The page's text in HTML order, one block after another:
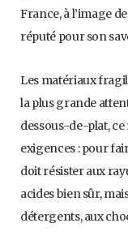
France, à l’image
réputé pour son
Les matériaux
la plus grande
dessous-de-plat, ce
exigences : pour
doit résister aux
acides bien sûr,
détergents, aux